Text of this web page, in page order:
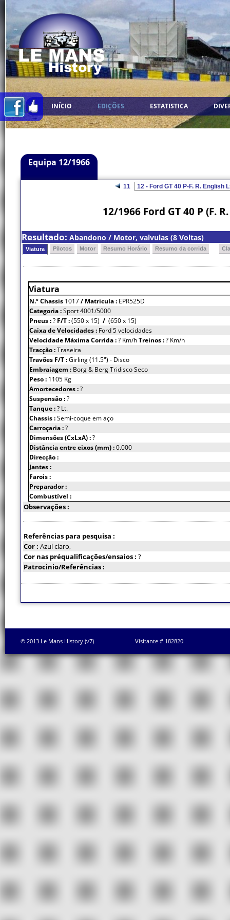
INÍCIO EDIÇÕES ESTATISTICA
Equipa 12/1966
11
12/1966 Ford GT 40 P (F.
Resultado: Abandono / Motor, valvulas (8 Voltas)
Viatura Pilotos Motor Resumo Horário Resumo da corrida
Viatura
N.º Chassis 1017/ Matricula : EPR525D
Categoria :Sport 4001/5000
Pneus :? F/T :(550 x 15) / (650 x 15)
Caixa de Velocidades : Ford 5 velocidades
Velocidade Máxima Corrida :? Km/hTreinos :? Km/h
Tracção :Traseira
Travões F/T :Girling (11.5") - Disco
Embraiagem : Borg & Berg Tridisco Seco
Peso : 1105 Kg
Amortecedores :?
Suspensão :?
Tanque :? Lt.
Chassis :Semi-coque em aço
Carroçaria :?
Dimensões (CxLxA) :?
Distância entre eixos (mm) :0.000
Direcção :
Jantes :
Farois :
Preparador :
Combustível :
Observações :
Referências para pesquisa :
Cor : Azul claro,
Cor nas préqualificações/ensaios : ?
Patrocinio/Referências :
© 2013 Le Mans History (v7) Visitante # 182820